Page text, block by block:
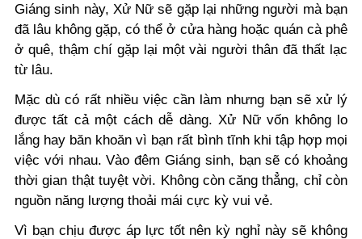
Giáng sinh này, Xử Nữ sẽ gặp lại những người mà bạn
đã lâu không gặp, có thể ở cửa hàng hoặc quán cà phê
ở quê, thậm chí gặp lại một vài người thân đã thất lạc
từ lâu.
Mặc dù có rất nhiều việc cần làm nhưng bạn sẽ xử lý
được tất cả một cách dễ dàng. Xử Nữ vốn không lo
lắng hay băn khoăn vì bạn rất bình tĩnh khi tập hợp mọi
việc với nhau. Vào đêm Giáng sinh, bạn sẽ có khoảng
thời gian thật tuyệt vời. Không còn căng thẳng, chỉ còn
nguồn năng lượng thoải mái cực kỳ vui vẻ.
Vì bạn chịu được áp lực tốt nên kỳ nghỉ này sẽ không